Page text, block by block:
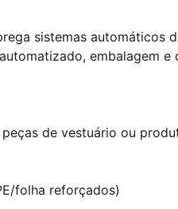
sistemas automáticos
embalagem e
de vestuário ou
folha reforçados)